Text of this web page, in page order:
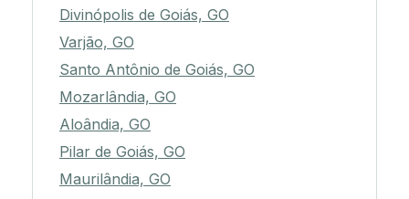
Divinópolis de Goiás, GO
Varjão, GO
Santo Antônio de Goiás, GO
Mozarlândia, GO
Aloândia, GO
Pilar de Goiás, GO
Maurilândia, GO